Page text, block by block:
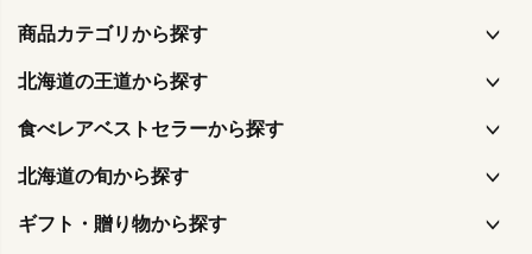
商品カテゴリから探す
北海道の王道から探す
食べレアベストセラーから探す
北海道の旬から探す
ギフト・贈り物から探す